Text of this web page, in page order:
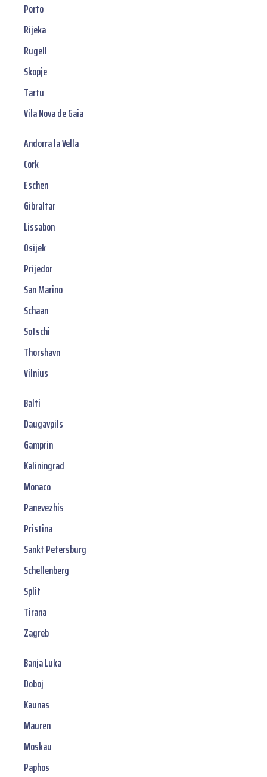
Porto
Rijeka
Rugell
Skopje
Tartu
Vila Nova de Gaia
Andorra la Vella
Cork
Eschen
Gibraltar
Lissabon
Osijek
Prijedor
San Marino
Schaan
Sotschi
Thorshavn
Vilnius
Balti
Daugavpils
Gamprin
Kaliningrad
Monaco
Panevezhis
Pristina
Sankt Petersburg
Schellenberg
Split
Tirana
Zagreb
Banja Luka
Doboj
Kaunas
Mauren
Moskau
Paphos